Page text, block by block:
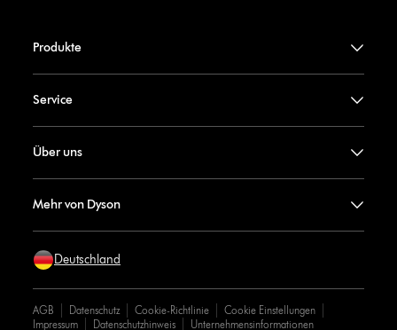
Produkte
Service
Über uns
Mehr von Dyson
Deutschland
AGB Datenschutz Cookie-Richtlinie
Cookie Einstellungen
Impressum
Datenschutzhinweis Unternehmensinformationen